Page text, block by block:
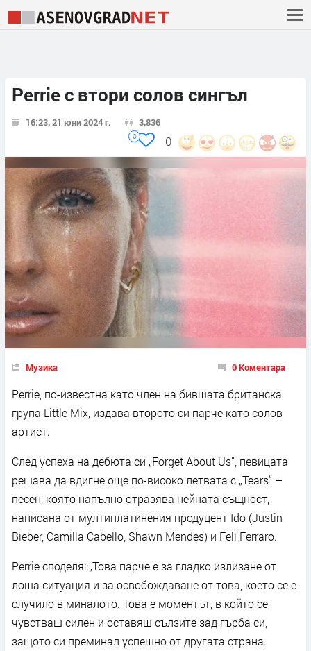
Perrie с втори солов сингъл
16:23, 21 юни 2024 г. 3,836
0
0
Музика 0 Коментара
Perrie, по-известна като член на бившата британска
група Little Mix, издава второто си парче като солов
артист.
След успеха на дебюта си „Forget About Us”, певицата
решава да вдигне още по-високо летвата с „Tears“ –
песен, която напълно отразява нейната същност,
написана от мултиплатинения продуцент Ido (Justin
Bieber, Camilla Cabello, Shawn Mendes) и Feli Ferraro.
Perrie споделя: „Това парче е за гладко излизане от
лоша ситуация и за освобождаване от това, което се е
случило в миналото. Това е моментът, в който се
чувстваш силен и оставяш сълзите зад гърба си,
защото си преминал успешно от другата страна.